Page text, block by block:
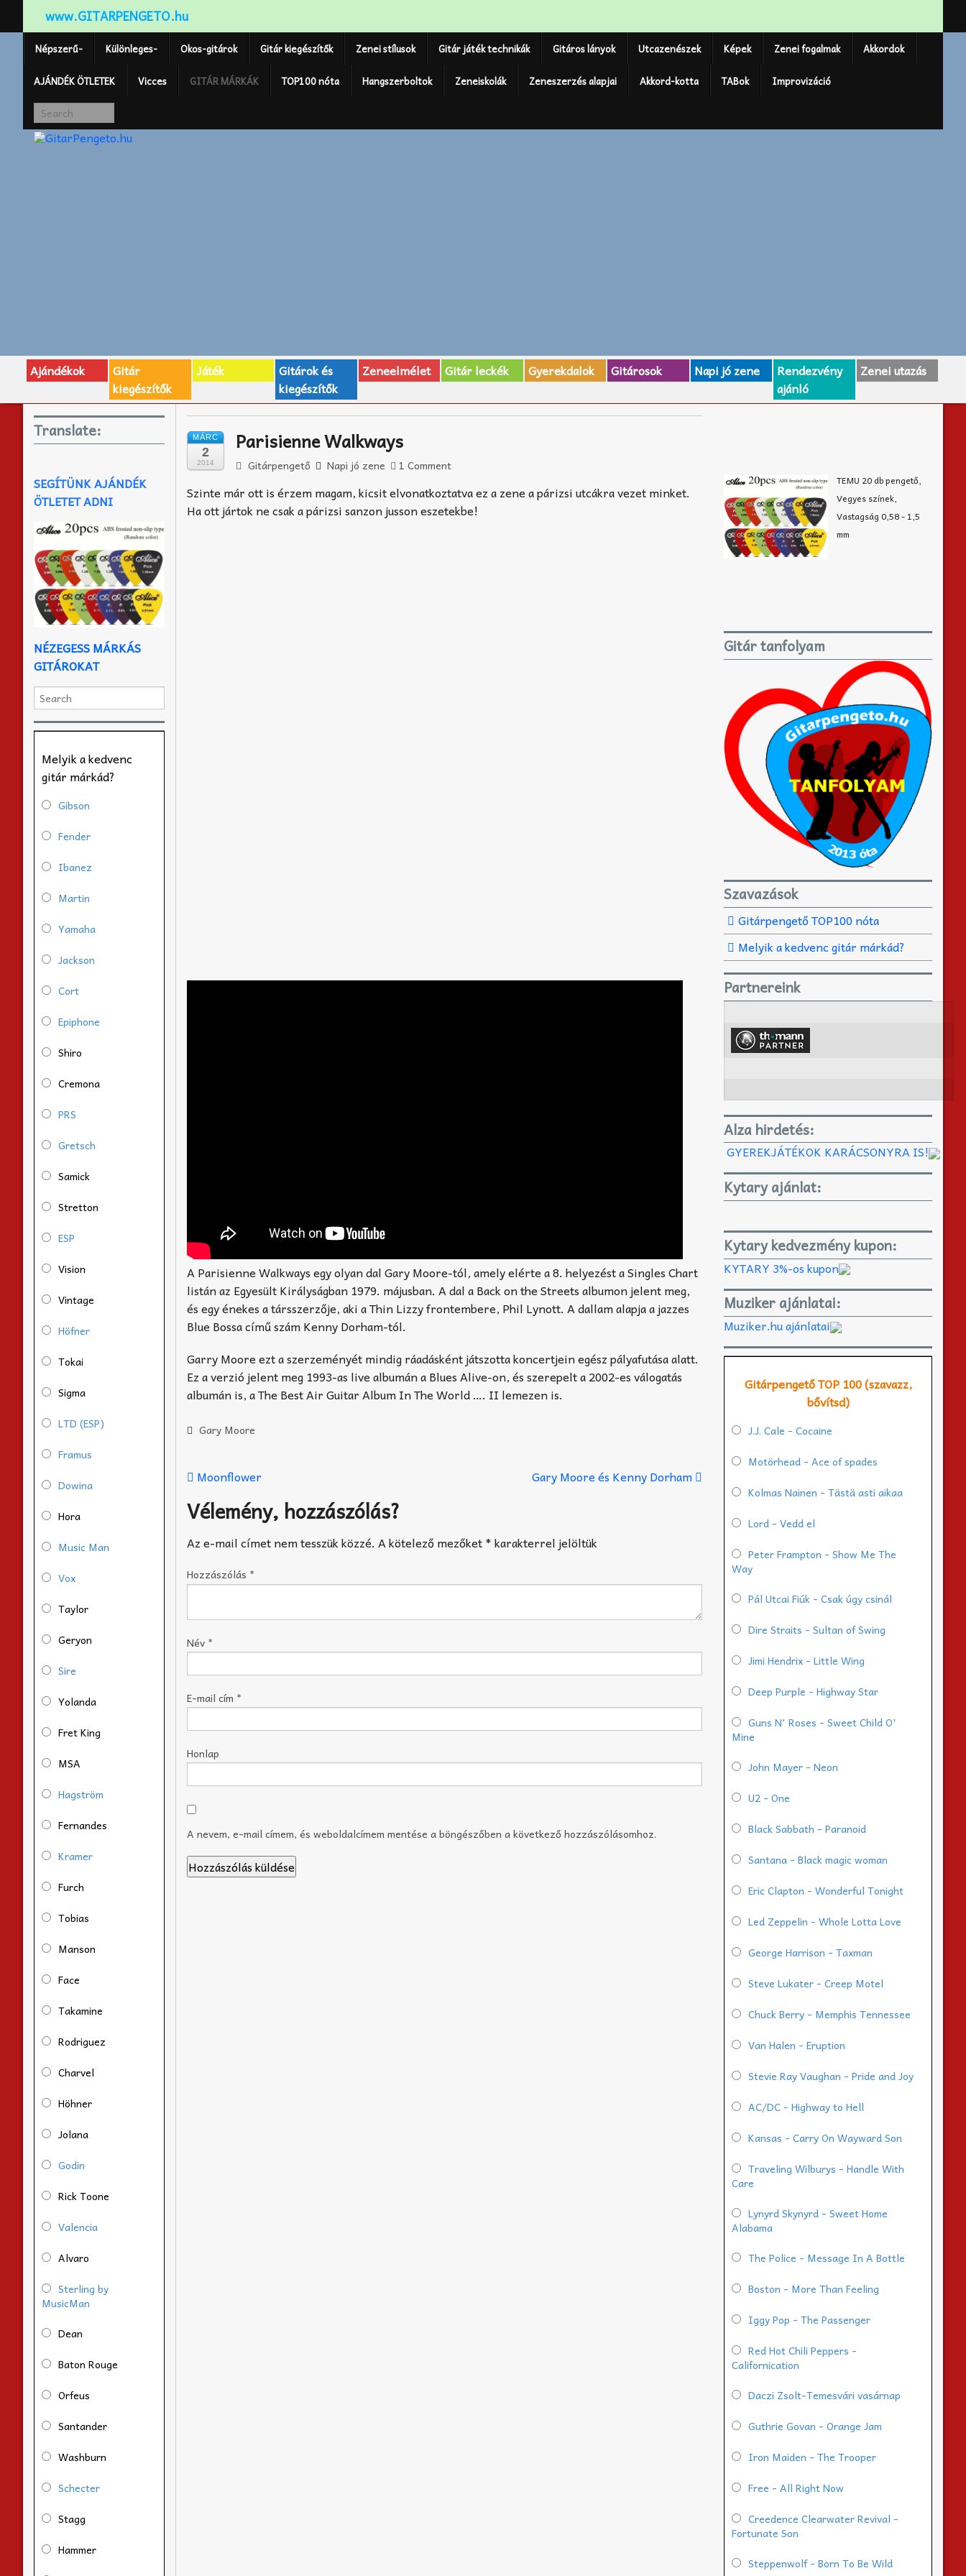
www.GITARPENGETO.hu
Népszerű- Különleges- Okos-gitárok Gitár kiegészítők Zenei stílusok Gitár játék technikák Gitáros lányok Utcazenészek Képek Zenei fogalmak Akkordok
AJÁNDÉK ÖTLETEK Vicces GITÁR MÁRKÁK TOP100 nóta Hangszerboltok Zeneiskolák Zeneszerzés alapjai Akkord-kotta TABok Improvizáció
Ajándékok
Gitár
kiegészítők
Játék
Gitárok és
kiegészítők
Zeneelmélet Gitár leckék Gyerekdalok Gitárosok Napi jó zene
Rendezvény
ajánló
Zenei utazás
MÁRC
2
2014
Parisienne Walkways
Gitárpengető Napi jó zene 1 Comment
Szinte már ott is érzem magam, kicsit elvonatkoztatva ez a zene a párizsi utcákra vezet minket.
Ha ott jártok ne csak a párizsi sanzon jusson eszetekbe!
A Parisienne Walkways egy olyan dal Gary Moore-tól, amely elérte a 8. helyezést a Singles Chart
listán az Egyesült Királyságban 1979. májusban. A dal a Back on the Streets albumon jelent meg,
és egy énekes a társszerzője, aki a Thin Lizzy frontembere, Phil Lynott. A dallam alapja a jazzes
Blue Bossa című szám Kenny Dorham-tól.
Garry Moore ezt a szerzeményét mindig ráadásként játszotta koncertjein egész pályafutása alatt.
Ez a verzió jelent meg 1993-as live albumán a Blues Alive-on, és szerepelt a 2002-es válogatás
albumán is, a The Best Air Guitar Album In The World …. II lemezen is.
Gary Moore
Moonflower Gary Moore és Kenny Dorham
Vélemény, hozzászólás?
Az e-mail címet nem tesszük közzé. A kötelező mezőket*karakterrel jelöltük
Hozzászólás *
Név *
E-mail cím *
Honlap
A nevem, e-mail címem, és weboldalcímem mentése a böngészőben a következő hozzászólásomhoz.
Translate:
SEGÍTÜNK AJÁNDÉK
ÖTLETET ADNI
NÉZEGESS MÁRKÁS
GITÁROKAT
Melyik a kedvenc
gitár márkád?
Gibson
Fender
Ibanez
Martin
Yamaha
Jackson
Cort
Epiphone
Shiro
Cremona
PRS
Gretsch
Samick
Stretton
ESP
Vision
Vintage
Höfner
Tokai
Sigma
LTD (ESP)
Framus
Dowina
Hora
Music Man
Vox
Taylor
Geryon
Sire
Yolanda
Fret King
MSA
Hagström
Fernandes
Kramer
Furch
Tobias
Manson
Face
Takamine
Rodriguez
Charvel
Höhner
Jolana
Godin
Rick Toone
Valencia
Alvaro
Sterling by
MusicMan
Dean
Baton Rouge
Orfeus
Santander
Washburn
Schecter
Stagg
Hammer
TEMU 20 db pengető,
Vegyes színek,
Vastagság 0,58 - 1,5
mm
Gitár tanfolyam
Szavazások
Gitárpengető TOP100 nóta
Melyik a kedvenc gitár márkád?
Partnereink
Alza hirdetés:
GYEREKJÁTÉKOK KARÁCSONYRA IS!
Kytary ajánlat:
Kytary kedvezmény kupon:
KYTARY 3%-os kupon
Muziker ajánlatai:
Muziker.hu ajánlatai
Gitárpengető TOP 100 (szavazz,
bővítsd)
J.J. Cale - Cocaine
Motörhead - Ace of spades
Kolmas Nainen - Tästä asti aikaa
Lord - Vedd el
Peter Frampton - Show Me The
Way
Pál Utcai Fiúk - Csak úgy csinál
Dire Straits - Sultan of Swing
Jimi Hendrix - Little Wing
Deep Purple - Highway Star
Guns N' Roses - Sweet Child O'
Mine
John Mayer - Neon
U2 - One
Black Sabbath - Paranoid
Santana - Black magic woman
Eric Clapton - Wonderful Tonight
Led Zeppelin - Whole Lotta Love
George Harrison - Taxman
Steve Lukater - Creep Motel
Chuck Berry - Memphis Tennessee
Van Halen - Eruption
Stevie Ray Vaughan - Pride and Joy
AC/DC - Highway to Hell
Kansas - Carry On Wayward Son
Traveling Wilburys - Handle With
Care
Lynyrd Skynyrd - Sweet Home
Alabama
The Police - Message In A Bottle
Boston - More Than Feeling
Iggy Pop - The Passenger
Red Hot Chili Peppers -
Californication
Daczi Zsolt-Temesvári vasárnap
Guthrie Govan - Orange Jam
Iron Maiden - The Trooper
Free - All Right Now
Creedence Clearwater Revival -
Fortunate Son
Steppenwolf - Born To Be Wild